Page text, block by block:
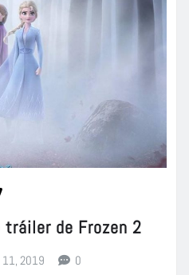
tráiler de Frozen 2
11, 2019 0